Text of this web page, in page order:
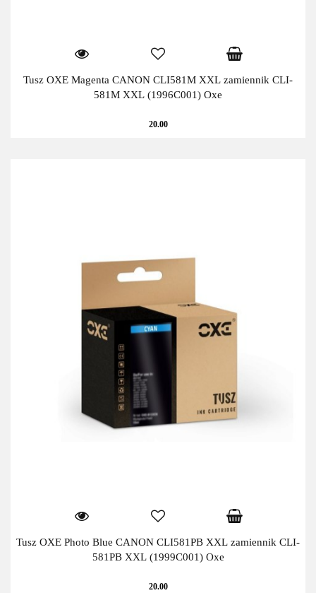
Tusz OXE Magenta CANON CLI581M XXL zamiennik CLI-
581M XXL (1996C001) Oxe
20.00
Tusz OXE Photo Blue CANON CLI581PB XXL zamiennik CLI-
581PB XXL (1999C001) Oxe
20.00